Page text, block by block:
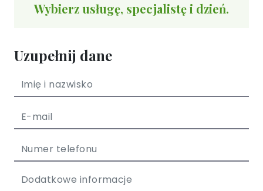
Wybierz usługę, specjalistę i dzień.
Uzupełnij dane